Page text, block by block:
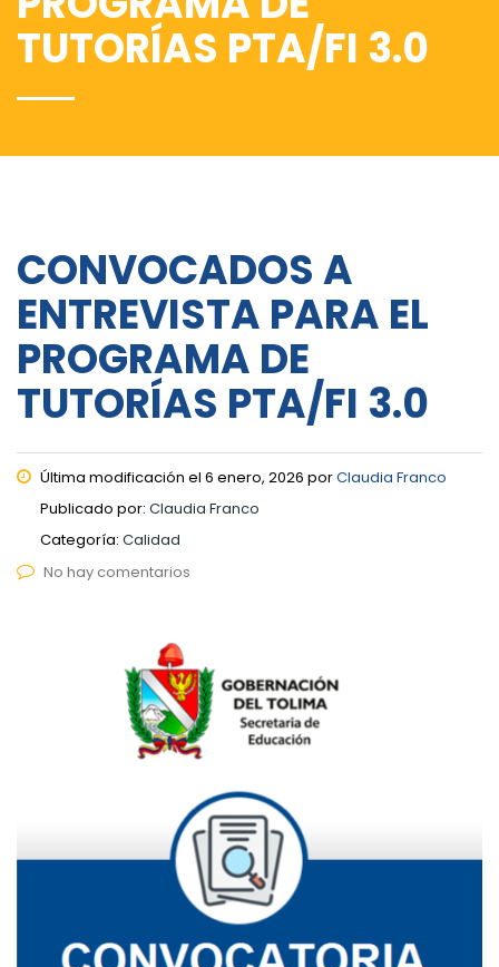
TUTORÍAS PTA/FI 3.0
CONVOCADOS A
ENTREVISTA PARA EL
PROGRAMA DE
TUTORÍAS PTA/FI 3.0
Última modificación el 6 enero, 2026 porClaudia Franco
Publicado por: Claudia Franco
Categoría: Calidad
No hay comentarios